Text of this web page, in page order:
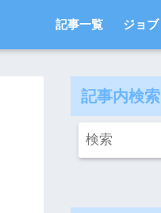
記事一覧 ジョブ
記事内検索